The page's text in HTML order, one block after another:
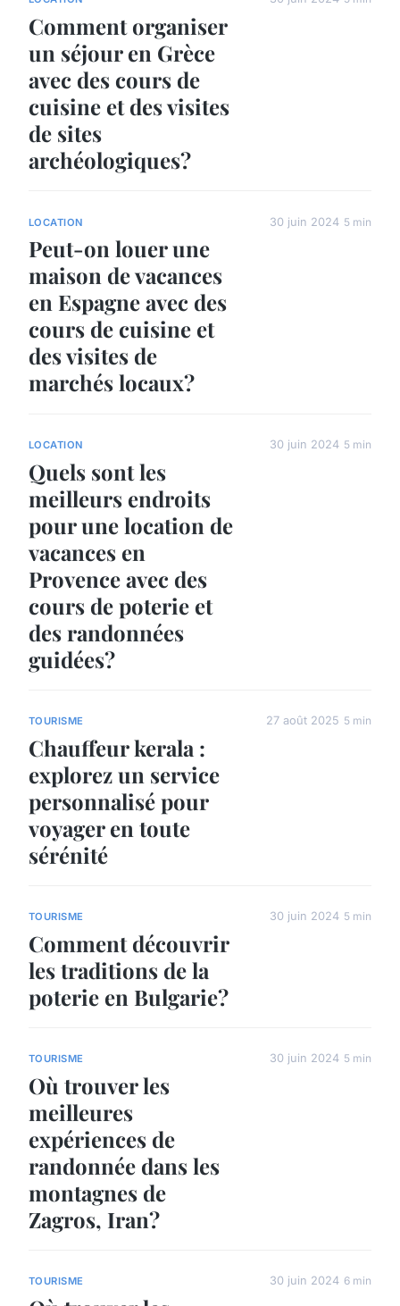
Comment organiser
un séjour en Grèce
avec des cours de
cuisine et des visites
de sites
archéologiques?
LOCATION
Peut-on louer une
maison de vacances
en Espagne avec des
cours de cuisine et
des visites de
marchés locaux?
30 juin 2024 5 min
LOCATION
Quels sont les
meilleurs endroits
pour une location de
vacances en
Provence avec des
cours de poterie et
des randonnées
guidées?
30 juin 2024 5 min
TOURISME
Chauffeur kerala :
explorez un service
personnalisé pour
voyager en toute
sérénité
27 août 2025 5 min
TOURISME
Comment découvrir
les traditions de la
poterie en Bulgarie?
30 juin 2024 5 min
TOURISME
Où trouver les
meilleures
expériences de
randonnée dans les
montagnes de
Zagros, Iran?
30 juin 2024 5 min
TOURISME 30 juin 2024 6 min